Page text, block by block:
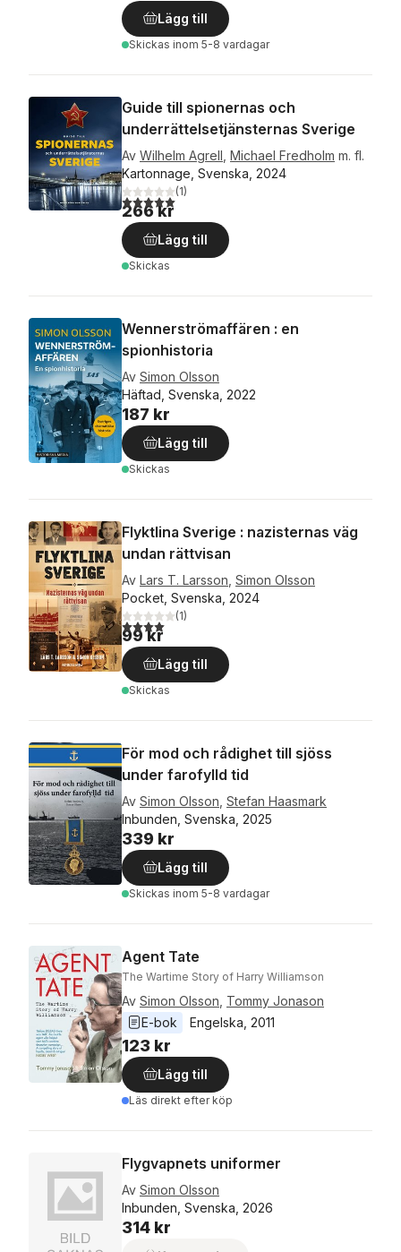
Lägg till
Skickas inom 5-8 vardagar
Guide till spionernas och
underrättelsetjänsternas Sverige
Av Wilhelm Agrell Michael Fredholm m. fl.
Kartonnage, Svenska, 2024
5,0utav 5 stjärnor. Totalt antal röster:
(1)
266 kr
Lägg till
Skickas
Wennerströmaffären : en
spionhistoria
Av Simon Olsson
Häftad, Svenska, 2022
187 kr
Lägg till
Skickas
Flyktlina Sverige : nazisternas väg
undan rättvisan
Av Lars T. Larsson Simon Olsson
Pocket, Svenska, 2024
4,0utav 5 stjärnor. Totalt antal röster:
(1)
99 kr
Lägg till
Skickas
För mod och rådighet till sjöss
under farofylld tid
Av Simon Olsson Stefan Haasmark
Inbunden, Svenska, 2025
339 kr
Lägg till
Skickas inom 5-8 vardagar
Agent Tate
The Wartime Story of Harry Williamson
Av Simon Olsson Tommy Jonason
E-bok
Engelska 2011
123 kr
Lägg till
Läs direkt efter köp
Flygvapnets uniformer
Av Simon Olsson
Inbunden, Svenska, 2026
314 kr